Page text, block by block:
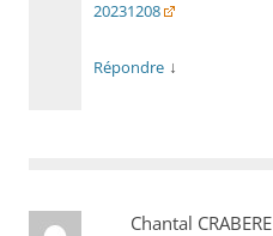
20231208
Répondre ↓
Chantal CRABERE